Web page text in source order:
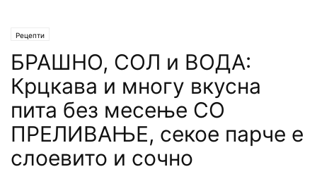
Рецепти
БРАШНО, СОЛ и ВОДА:
Крцкава и многу вкусна
пита без месење СО
ПРЕЛИВАЊЕ, секое парче е
слоевито и сочно